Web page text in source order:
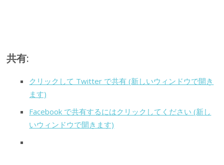
共有:
クリックして Twitter で共有 (新しいウィンドウで開き
ます)
Facebook で共有するにはクリックしてください (新し
いウィンドウで開きます)